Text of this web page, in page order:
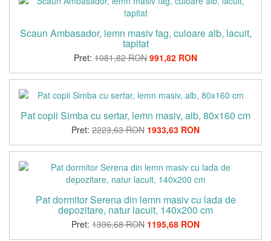
Scaun Ambasador, lemn masiv fag, culoare alb, lacuit,
tapitat
Pret: 1081,82 RON 991,82 RON
Pat copii Simba cu sertar, lemn masiv, alb, 80x160 cm
Pret: 2223,63 RON 1933,63 RON
Pat dormitor Serena din lemn masiv cu lada de
depozitare, natur lacuit, 140x200 cm
Pret: 1396,68 RON 1195,68 RON